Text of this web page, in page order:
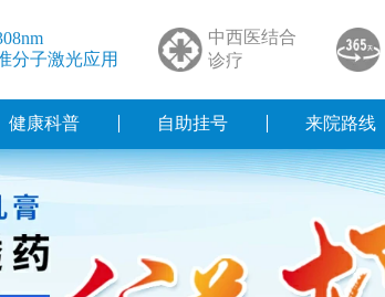
分子激光应用
中西医结合
诊疗
健康科普 自助挂号 来院路线